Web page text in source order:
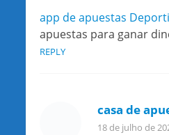
app de apuestas
apuestas para ganar
REPLY
casa de
18 de julho de